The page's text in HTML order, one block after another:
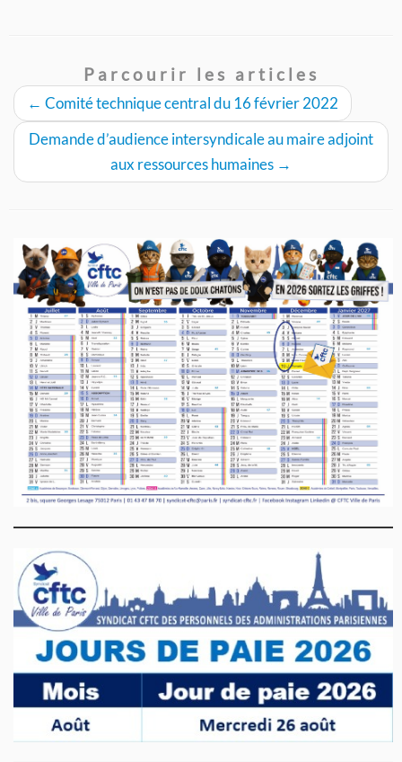
Parcourir les articles
← Comité technique central du 16 février 2022
Demande d’audience intersyndicale au maire adjoint
aux ressources humaines →